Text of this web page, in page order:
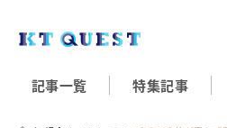
記事一覧 特集記事